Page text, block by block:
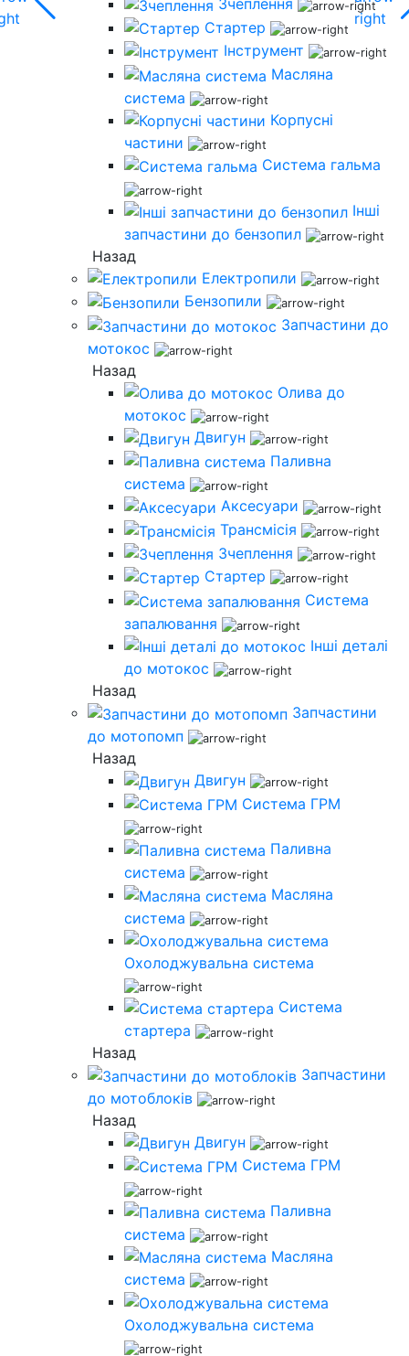
Зчеплення
Стартер
Інструмент
Масляна
система
Корпусні
частини
Система гальма
Інші
запчастини до бензопил
Назад
Електропили
Бензопили
Запчастини до
мотокос
Назад
Олива до
мотокос
Двигун
Паливна
система
Аксесуари
Трансмісія
Зчеплення
Стартер
Система
запалювання
Інші деталі
до мотокос
Назад
Запчастини
до мотопомп
Назад
Двигун
Система ГРМ
Паливна
система
Масляна
система
Охолоджувальна система
Система
стартера
Назад
Запчастини
до мотоблоків
Назад
Двигун
Система ГРМ
Паливна
система
Масляна
система
Охолоджувальна система